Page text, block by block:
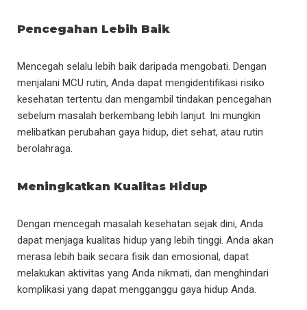
Pencegahan Lebih Baik
Mencegah selalu lebih baik daripada mengobati. Dengan
menjalani MCU rutin, Anda dapat mengidentifikasi risiko
kesehatan tertentu dan mengambil tindakan pencegahan
sebelum masalah berkembang lebih lanjut. Ini mungkin
melibatkan perubahan gaya hidup, diet sehat, atau rutin
berolahraga.
Meningkatkan Kualitas Hidup
Dengan mencegah masalah kesehatan sejak dini, Anda
dapat menjaga kualitas hidup yang lebih tinggi. Anda akan
merasa lebih baik secara fisik dan emosional, dapat
melakukan aktivitas yang Anda nikmati, dan menghindari
komplikasi yang dapat mengganggu gaya hidup Anda.